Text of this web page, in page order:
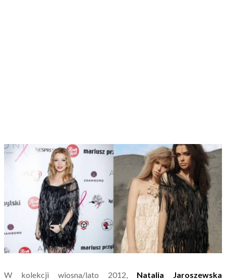
W kolekcji wiosna/lato 2012, Natalia Jaroszewska